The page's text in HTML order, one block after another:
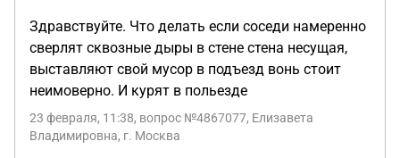
Здравствуйте. Что делать если соседи намеренно
сверлят сквозные дыры в стене стена несущая,
выставляют свой мусор в подъезд вонь стоит
неимоверно. И курят в польезде
23 февраля, 11:38, вопрос №4867077, Елизавета
Владимировна, г. Москва